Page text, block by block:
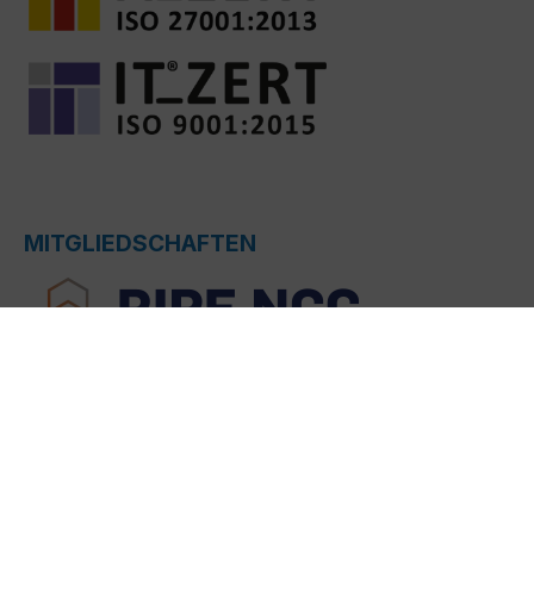
MITGLIEDSCHAFTEN